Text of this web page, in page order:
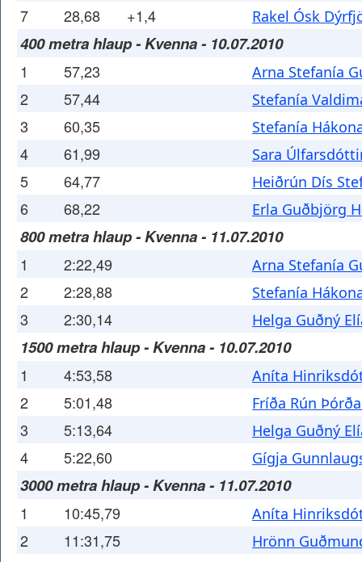
7 28,68 +1,4 Rakel Ósk
400 metra hlaup - Kvenna - 10.07.2010
1 57,23 Arna Stefanía
2 57,44 Stefanía
3 60,35 Stefanía
4 61,99 Sara
5 64,77 Heiðrún Dís
6 68,22 Erla Guðbjörg
800 metra hlaup - Kvenna - 11.07.2010
1 2:22,49 Arna Stefanía
2 2:28,88 Stefanía
3 2:30,14 Helga Guðný
1500 metra hlaup - Kvenna - 10.07.2010
1 4:53,58 Aníta
2 5:01,48 Fríða Rún
3 5:13,64 Helga Guðný
4 5:22,60 Gígja
3000 metra hlaup - Kvenna - 11.07.2010
1 10:45,79 Aníta
2 11:31,75 Hrönn